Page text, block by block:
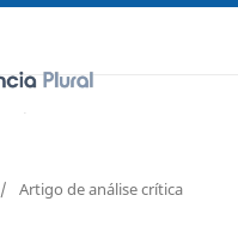
/ Artigo de análise crítica